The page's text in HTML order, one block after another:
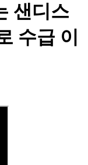
샌디스
수급 이